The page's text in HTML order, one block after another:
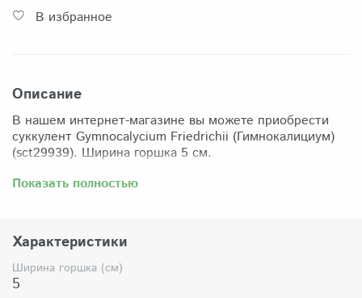
В избранное
Описание
В нашем интернет-магазине вы можете приобрести
суккулент Gymnocalycium Friedrichii (Гимнокалициум)
(sct29939). Ширина горшка 5 см.
Забрать растение можно самовывозом из нашего
по России осуществляется через Яндекс-доставку или
СДЭК.
Комплектация:
Показать полностью
Характеристики
Ширина горшка (см)
5